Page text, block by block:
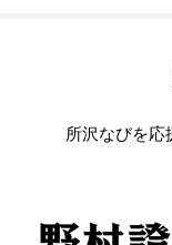
所沢なびを